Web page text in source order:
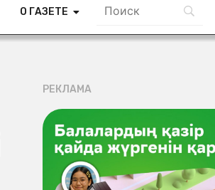
О ГАЗЕТЕ
РЕКЛАМА